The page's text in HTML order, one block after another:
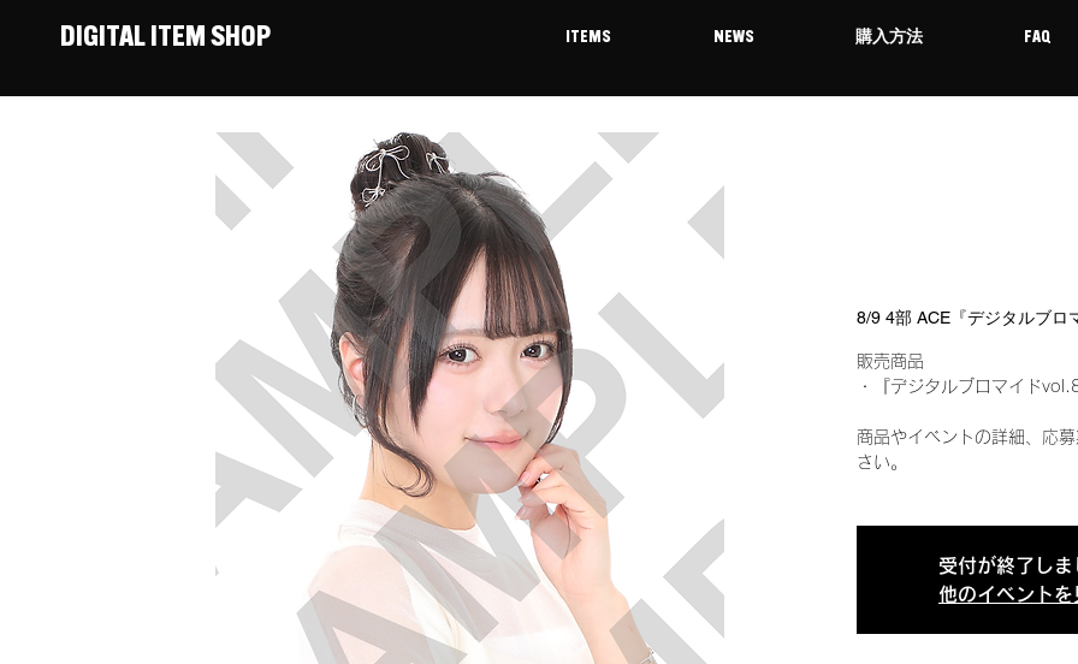
DIGITAL ITEM SHOP ITEMS NEWS 購入方法 FAQ
8/9 4部 ACE『デジタルブロ
販売商品
・『デジタルブロマイド
商品やイベントの詳細、応
さい。
受付が終了しま
他のイベントを